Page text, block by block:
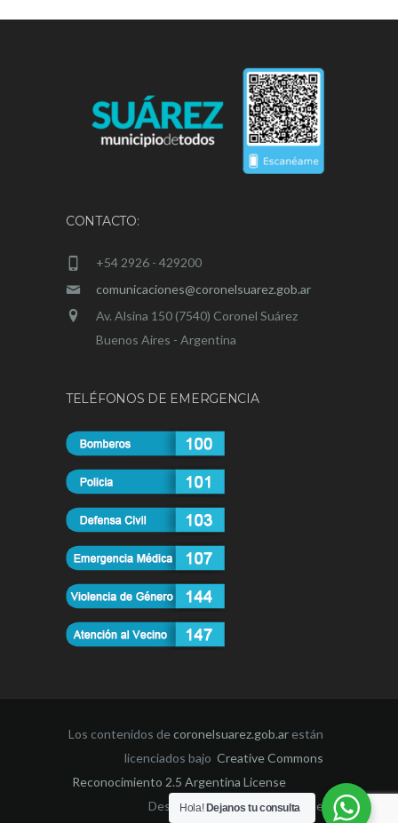
CONTACTO:
+54 2926 - 429200
comunicaciones@coronelsuarez.gob.ar
Av. Alsina 150 (7540) Coronel Suárez
Buenos Aires - Argentina
TELÉFONOS DE EMERGENCIA
Los contenidos decoronelsuarez.gob.ar están
licenciados bajo Creative Commons
Reconocimiento 2.5 Argentina License
Desarrollado por la Dirección de
Hola! Dejanos tu consulta